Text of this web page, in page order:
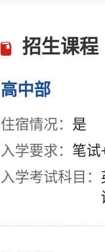
招生课程
高中部
住宿情况： 是
入学要求： 笔试
入学考试科目：